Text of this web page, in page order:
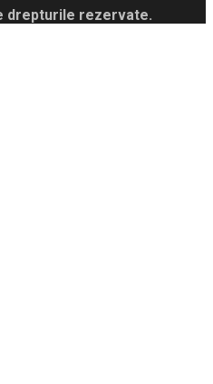
drepturile rezervate.